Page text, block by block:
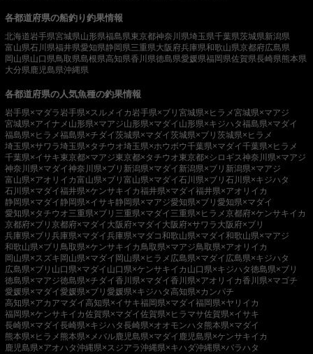
各都道府県の船釣り釣果情報
北海道岩手県宮城県山形県福島県東京都神奈川県埼玉県千葉県茨城県新潟県
富山県石川県福井県愛知県静岡県三重県大阪府兵庫県和歌山県京都府広島県
岡山県山口県鳥取県島根県高知県香川県徳島県愛媛県福岡県佐賀県長崎県熊本県
大分県鹿児島県沖縄県
各都道府県の人気魚種の釣果情報
岩手県×マダラ岩手県×スルメイカ岩手県×ブリ 宮城県×ヒラメ宮城県×マアジ
宮城県×アイナメ 山形県×マアジ山形県×マダイ 山形県×キジハタ福島県×マダイ
福島県×ヒラメ福島県×チダイ茨城県×マダイ茨城県×ブリ 茨城県×ヒラメ
埼玉県×サワラ埼玉県×タチウオ埼玉県×ホウボウ千葉県×マダイ千葉県×ヒラメ
千葉県×イサキ東京都×マアジ東京都×タチウオ東京都×シロギス神奈川県×マアジ
神奈川県×マダイ神奈川県×ブリ 新潟県×マダイ 新潟県×ブリ 新潟県×マアジ
富山県×アオリイカ富山県×ブリ 富山県×マダイ石川県×ブリ 石川県×キジハタ
石川県×マダイ福井県×ケンサキイカ福井県×マダイ福井県×アオリイカ
静岡県×マダイ 静岡県×イサキ静岡県×マアジ愛知県×ブリ 愛知県×マダイ
愛知県×タチウオ三重県×ブリ 三重県×マダイ 三重県×ヒラメ京都府×ケンサキイカ
京都府×ブリ 京都府×マダイ 大阪府×マダイ 大阪府×サワラ 大阪府×ブリ
兵庫県×ブリ 兵庫県×マダイ兵庫県×マダコ和歌山県×マダイ和歌山県×マアジ
和歌山県×ブリ 鳥取県×ケンサキイカ鳥取県×マアジ鳥取県×アオリイカ
岡山県×スズキ 岡山県×マダイ 岡山県×ヒラメ 広島県×マダイ 広島県×キジハタ
広島県×ブリ 山口県×マダイ 山口県×ケンサキイカ 山口県×キジハタ徳島県×ブリ
徳島県×マアジ徳島県×チダイ香川県×マダイ香川県×アオリイカ香川県×マゴチ
愛媛県×マダイ愛媛県×ブリ 愛媛県×キジハタ高知県×カンパチ
高知県×アカアマダイ高知県×イサキ福岡県×マダイ福岡県×ヤリイカ
福岡県×ケンサキイカ佐賀県×マダイ佐賀県×ヒラマサ佐賀県×イサキ
長崎県×マダイ長崎県×キジハタ長崎県×オオモンハタ 熊本県×マダイ
熊本県×ヒラメ 熊本県×メバル鹿児島県×マダイ 鹿児島県×ケンサキイカ
鹿児島県×アオハタ沖縄県×スジアラ沖縄県×キハダ沖縄県×バラハタ